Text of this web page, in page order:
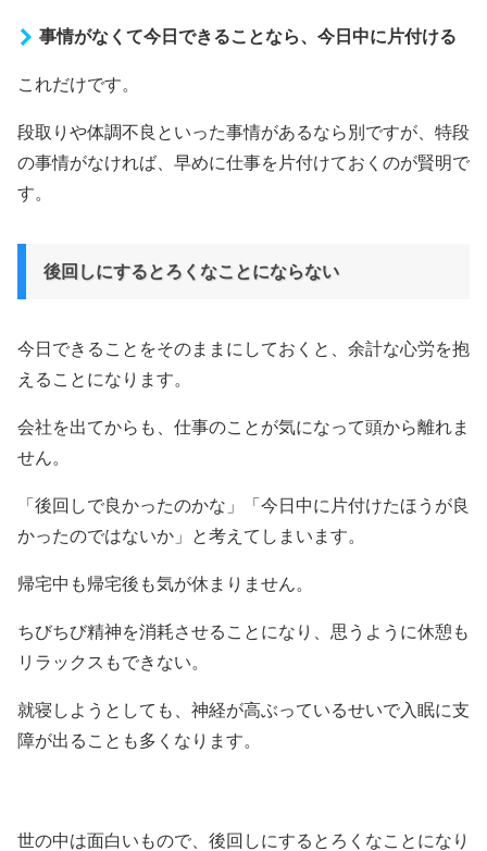
事情がなくて今日できることなら、今日中に片付ける
これだけです。
段取りや体調不良といった事情があるなら別ですが、特段
の事情がなければ、早めに仕事を片付けておくのが賢明で
す。
後回しにするとろくなことにならない
今日できることをそのままにしておくと、余計な心労を抱
えることになります。
会社を出てからも、仕事のことが気になって頭から離れま
せん。
「後回しで良かったのかな」「今日中に片付けたほうが良
かったのではないか」と考えてしまいます。
帰宅中も帰宅後も気が休まりません。
ちびちび精神を消耗させることになり、思うように休憩も
リラックスもできない。
就寝しようとしても、神経が高ぶっているせいで入眠に支
障が出ることも多くなります。
世の中は面白いもので、後回しにするとろくなことになり